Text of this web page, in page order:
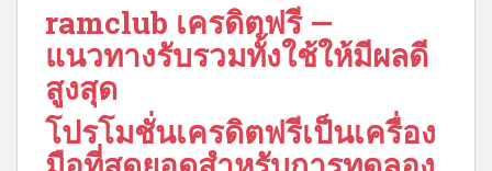
ramclub เครดิตฟรี —
แนวทางรับรวมทั้งใช้ให้มีผลดี
สูงสุด
โปรโมชั่นเครดิตฟรีเป็นเครื่อง